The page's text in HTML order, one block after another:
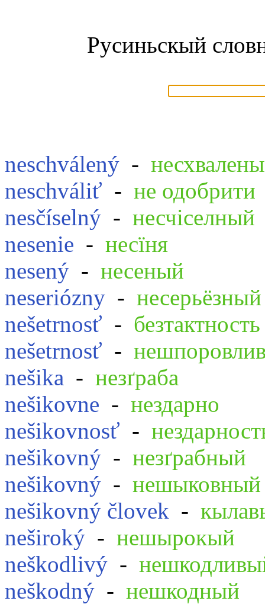
Русиньскый
neschválený -
neschváliť - не одобрити
nesčíselný - несчіселный
nesenie - несїня
nesený - несеный
neseriózny - несерьёзный
nešetrnosť - безтактность
nešetrnosť -
nešika - незґраба
nešikovne - нездарно
nešikovnosť -
nešikovný - незґрабный
nešikovný - нешыковный
nešikovný človek -
neširoký - нешырокый
neškodlivý -
neškodný - нешкодный